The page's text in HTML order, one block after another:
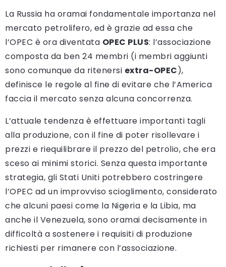
La Russia ha oramai fondamentale importanza nel
mercato petrolifero, ed è grazie ad essa che
l’OPEC è ora diventata OPEC PLUS: l’associazione
composta da ben 24 membri (i membri aggiunti
sono comunque da ritenersi extra-OPEC),
definisce le regole al fine di evitare che l’America
faccia il mercato senza alcuna concorrenza.
L’attuale tendenza è effettuare importanti tagli
alla produzione, con il fine di poter risollevare i
prezzi e riequilibrare il prezzo del petrolio, che era
sceso ai minimi storici. Senza questa importante
strategia, gli Stati Uniti potrebbero costringere
l’OPEC ad un improvviso scioglimento, considerato
che alcuni paesi come la Nigeria e la Libia, ma
anche il Venezuela, sono oramai decisamente in
difficoltà a sostenere i requisiti di produzione
richiesti per rimanere con l’associazione.